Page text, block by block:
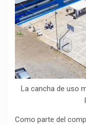
La cancha de uso
Como parte del